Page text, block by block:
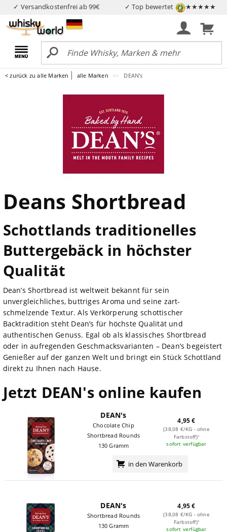
✓ Versandkostenfrei ab 99€ ✓ Top bewertet ★★★★★
< zurück zu alle Marken alle Marken DEAN's
Deans Shortbread
Schottlands traditionelles
Buttergebäck in höchster
Qualität
Dean’s Shortbread ist weltweit bekannt für sein
unvergleichliches, buttriges Aroma und seine zart-
schmelzende Textur. Als Verkörperung schottischer
Backtradition steht Dean’s für höchste Qualität und
authentischen Genuss. Egal ob als klassisches Shortbread
oder in aufregenden Geschmacksvarianten – Dean’s begeistert
Genießer auf der ganzen Welt und bringt ein Stück Schottland
direkt zu Ihnen nach Hause.
Jetzt DEAN's online kaufen
DEAN's
Chocolate Chip
Shortbread Rounds
130 Gramm
4,95 €
(38,08 €/KG - ohne
Farbstoff)¹
sofort verfügbar
in den Warenkorb
DEAN's
Shortbread Rounds
130 Gramm
4,95 €
(38,08 €/KG - ohne
Farbstoff)¹
sofort verfügbar